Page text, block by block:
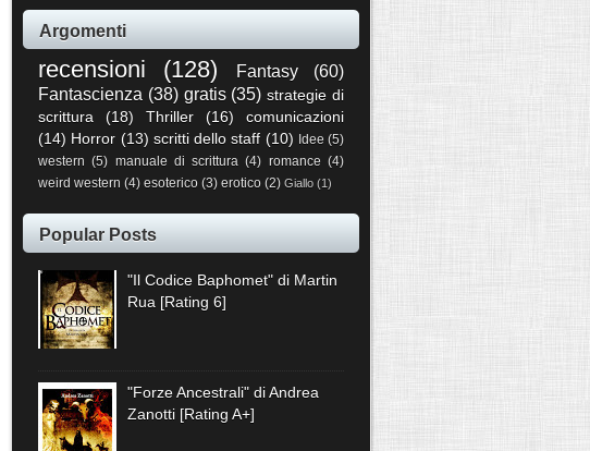
Argomenti
recensioni (128) Fantasy
(60)
Fantascienza (38) gratis (35) strategie di
scrittura
(18) Thriller (16)
comunicazioni
(14) Horror (13) scritti dello staff (10) Idee (5)
western (5) manuale di scrittura (4) romance (4)
weird western (4) esoterico (3) erotico (2) Giallo (1)
Popular Posts
"Il Codice Baphomet" di Martin
Rua [Rating 6]
"Forze Ancestrali" di Andrea
Zanotti [Rating A+]